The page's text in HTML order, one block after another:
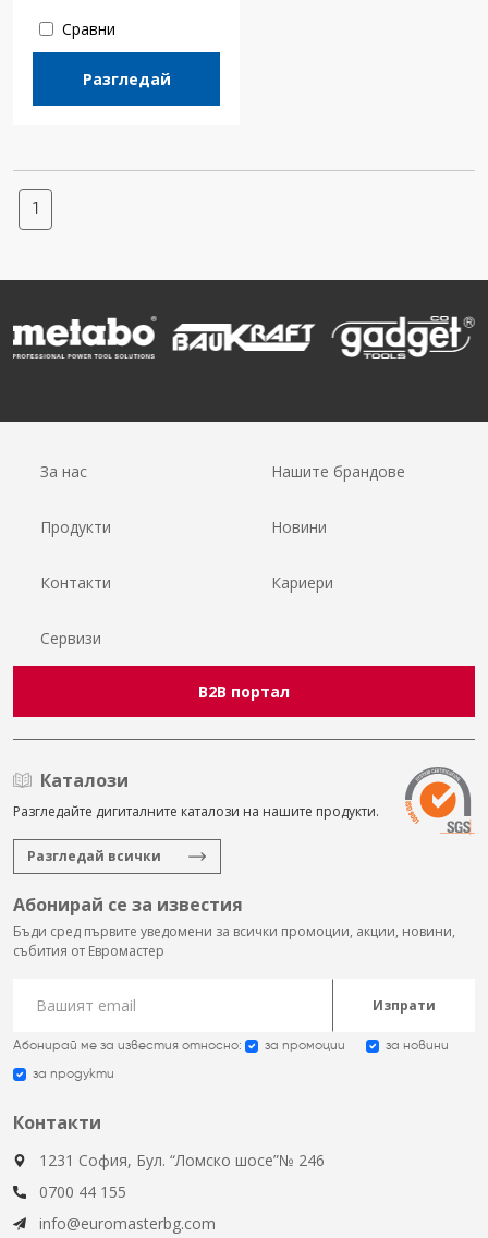
Сравни
Разгледай
1
За нас Нашите брандове
Продукти Новини
Контакти Кариери
Сервизи
B2B портал
Каталози
Разгледайте дигиталните каталози на нашите продукти.
Разгледай всички
Абонирай се за известия
Бъди сред първите уведомени за всички промоции, акции, новини,
събития от Евромастер
Изпрати
Абонирай ме за известия относно: за промоции за новини
за продукти
Контакти
1231 София, Бул. “Ломско шосе”№ 246
0700 44 155
info@euromasterbg.com